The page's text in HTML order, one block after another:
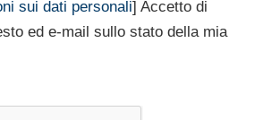
sui dati personali] Accetto di
ed e-mail sullo stato della mia